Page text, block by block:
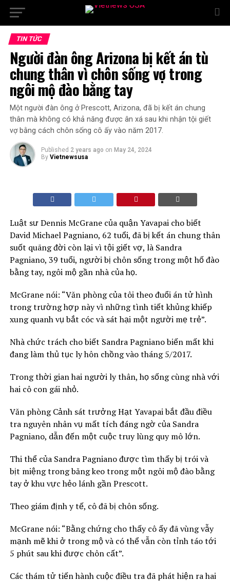
TIN TỨC
Người đàn ông Arizona bị kết án tù
chung thân vì chôn sống vợ trong
ngôi mộ đào bằng tay
Một người đàn ông ở Prescott, Arizona, đã bị kết án chung
thân mà không có khả năng được ân xá sau khi nhận tội giết
vợ bằng cách chôn sống cô ấy vào năm 2017.
Published 2 years ago on May 24, 2024
By Vietnewsusa
Luật sư Dennis McGrane của quận Yavapai cho biết
David Michael Pagniano, 62 tuổi, đã bị kết án chung thân
suốt quãng đời còn lại vì tội giết vợ, là Sandra
Pagniano, 39 tuổi, người bị chôn sống trong một hố đào
bằng tay, ngôi mộ gần nhà của họ.
McGrane nói: “Văn phòng của tôi theo đuổi án tử hình
trong trường hợp này vì những tình tiết khủng khiếp
xung quanh vụ bắt cóc và sát hại một người mẹ trẻ”.
Nhà chức trách cho biết Sandra Pagniano biến mất khi
đang làm thủ tục ly hôn chồng vào tháng 5/2017.
Trong thời gian hai người ly thân, họ sống cùng nhà với
hai cô con gái nhỏ.
Văn phòng Cảnh sát trưởng Hạt Yavapai bắt đầu điều
tra nguyên nhân vụ mất tích đáng ngờ của Sandra
Pagniano, dẫn đến một cuộc truy lùng quy mô lớn.
Thi thể của Sandra Pagniano được tìm thấy bị trói và
bịt miệng trong băng keo trong một ngôi mộ đào bằng
tay ở khu vực hẻo lánh gần Prescott.
Theo giám định y tế, cô đã bị chôn sống.
McGrane nói: “Bằng chứng cho thấy cô ấy đã vùng vẫy
mạnh mẽ khi ở trong mộ và có thể vẫn còn tỉnh táo tới
5 phút sau khi được chôn cất”.
Các thám tử tiến hành cuộc điều tra đã phát hiện ra hai